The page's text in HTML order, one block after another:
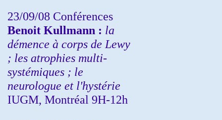
23/09/08 Conférences
Benoit Kullmann : la
démence à corps de Lewy
; les atrophies multi-
systémiques ; le
neurologue et l'hystérie
IUGM, Montréal 9H-12h